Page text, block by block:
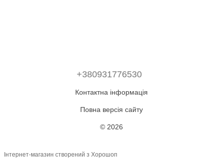
+380931776530
Контактна інформація
Повна версія сайту
© 2026
Інтернет-магазин створений з Хорошоп